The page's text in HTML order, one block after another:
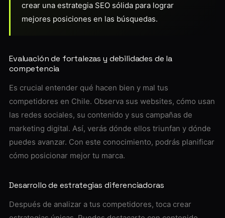
crear una estrategia SEO sólida para lograr
mejores posiciones en las búsquedas.
Evaluación de fortalezas y debilidades de la
competencia
Es crucial entender qué hacen bien y mal tus
competidores en Chile. Observa sus websites, cómo usan
las redes sociales, su contenido y sus campañas de
marketing digital. Así, verás dónde ellos triunfan y dónde
puedes avanzar. Con este conocimiento, podrás planificar
cómo posicionar mejor tu marca.
Desarrollo de estrategias diferenciadoras
Después de analizar a tus competidores, toca crear